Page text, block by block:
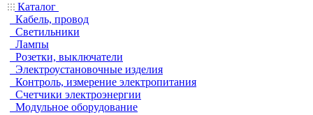
Каталог
Кабель, провод
Светильники
Лампы
Розетки, выключатели
Электроустановочные изделия
Контроль, измерение электропитания
Счетчики электроэнергии
Модульное оборудование